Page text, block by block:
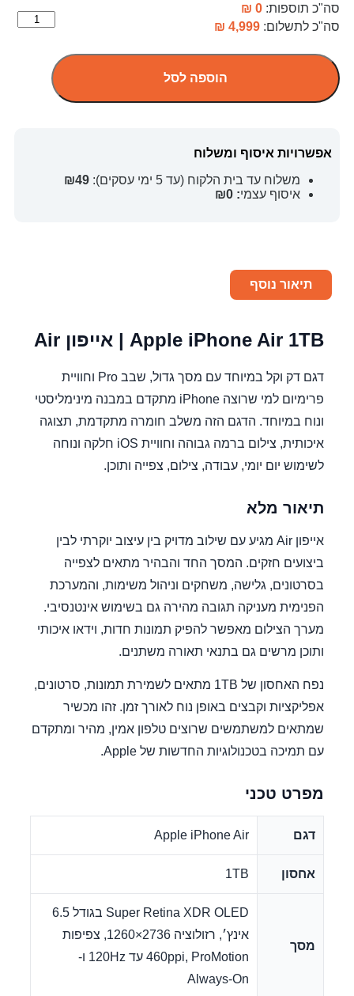
סה"כ תוספות: 0 ₪
סה"כ לתשלום: 4,999 ₪
הוספה לסל
אפשרויות איסוף ומשלוח
משלוח עד בית הלקוח (עד 5 ימי עסקים):
איסוף עצמי: ₪0
תיאור נוסף
Apple iPhone Air 1TB | אייפון Air
דגם דק וקל במיוחד עם מסך גדול, שבב Pro וחוויית
פרימיום למי שרוצה iPhone מתקדם במבנה מינימליסטי
ונוח במיוחד. הדגם הזה משלב חומרה מתקדמת, תצוגה
איכותית, צילום ברמה גבוהה וחוויית iOS חלקה ונוחה
לשימוש יום יומי, עבודה, צילום, צפייה ותוכן.
תיאור מלא
אייפון Air מגיע עם שילוב מדויק בין עיצוב יוקרתי לבין
ביצועים חזקים. המסך החד והבהיר מתאים לצפייה
בסרטונים, גלישה, משחקים וניהול משימות, והמערכת
הפנימית מעניקה תגובה מהירה גם בשימוש אינטנסיבי.
מערך הצילום מאפשר להפיק תמונות חדות, וידאו איכותי
ותוכן מרשים גם בתנאי תאורה משתנים.
נפח האחסון של 1TB מתאים לשמירת תמונות, סרטונים,
אפליקציות וקבצים באופן נוח לאורך זמן. זהו מכשיר
שמתאים למשתמשים שרוצים טלפון אמין, מהיר ומתקדם
עם תמיכה בטכנולוגיות החדשות של Apple.
מפרט טכני
דגם Apple iPhone Air
אחסון 1TB
מסך
Super Retina XDR OLED בגודל 6.5
אינץ׳, רזולוציה 2736×1260, צפיפות
460ppi, ProMotion עד 120Hz ו-
Always-On